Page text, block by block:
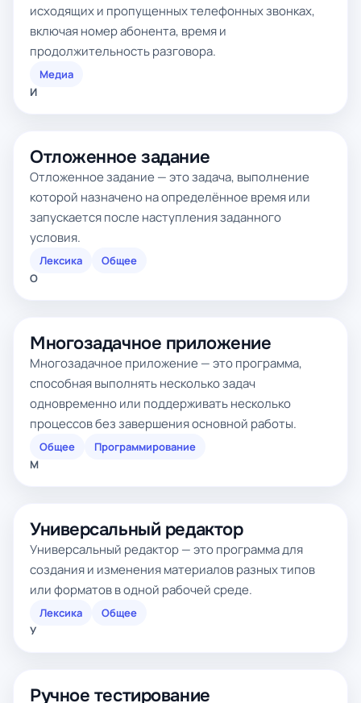
исходящих и пропущенных телефонных звонках,
включая номер абонента, время и
продолжительность разговора.
Медиа
И
Отложенное задание
Отложенное задание — это задача, выполнение
которой назначено на определённое время или
запускается после наступления заданного
условия.
Лексика
Общее
О
Многозадачное приложение
Многозадачное приложение — это программа,
способная выполнять несколько задач
одновременно или поддерживать несколько
процессов без завершения основной работы.
Общее
Программирование
М
Универсальный редактор
Универсальный редактор — это программа для
создания и изменения материалов разных типов
или форматов в одной рабочей среде.
Лексика
Общее
У
Ручное тестирование